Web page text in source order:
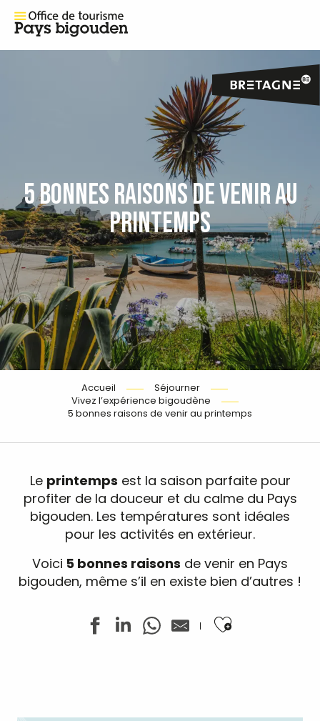
5 BONNES RAISONS DE VENIR AU
PRINTEMPS
Accueil
Séjourner
Vivez l’expérience bigoudène
5 bonnes raisons de venir au printemps
Le printemps est la saison parfaite pour
profiter de la douceur et du calme du Pays
bigouden. Les températures sont idéales
pour les activités en extérieur.
Voici 5 bonnes raisons de venir en Pays
bigouden, même s’il en existe bien d’autres !
Ajouter aux